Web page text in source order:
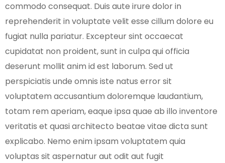
commodo consequat. Duis aute irure dolor in
reprehenderit in voluptate velit esse cillum dolore eu
fugiat nulla pariatur. Excepteur sint occaecat
cupidatat non proident, sunt in culpa qui officia
deserunt mollit anim id est laborum. Sed ut
perspiciatis unde omnis iste natus error sit
voluptatem accusantium doloremque laudantium,
totam rem aperiam, eaque ipsa quae ab illo inventore
veritatis et quasi architecto beatae vitae dicta sunt
explicabo. Nemo enim ipsam voluptatem quia
voluptas sit aspernatur aut odit aut fugit